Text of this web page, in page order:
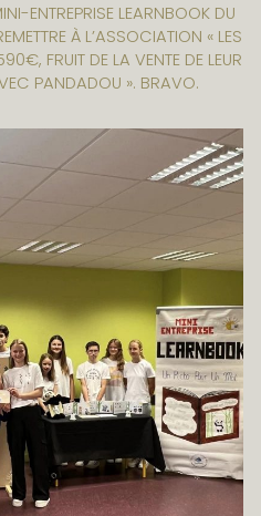
ENTREPRISE LEARNBOOK DU
À L’ASSOCIATION « LES
FRUIT DE LA VENTE DE LEUR
PANDADOU ». BRAVO.